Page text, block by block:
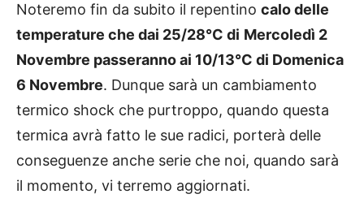
Noteremo fin da subito il repentino calo delle
temperature che dai 25/28°C di Mercoledì 2
Novembre passeranno ai 10/13°C di Domenica
6 Novembre. Dunque sarà un cambiamento
termico shock che purtroppo, quando questa
termica avrà fatto le sue radici, porterà delle
conseguenze anche serie che noi, quando sarà
il momento, vi terremo aggiornati.